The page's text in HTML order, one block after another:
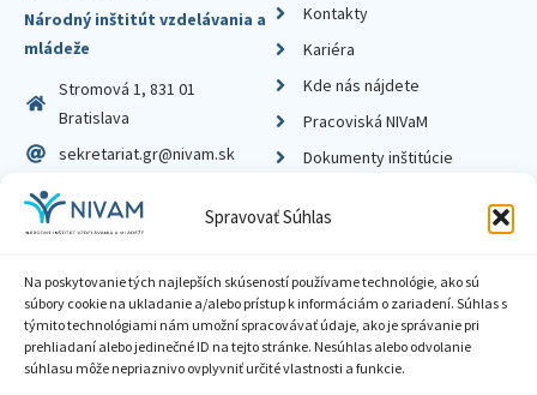
Spravovať Súhlas
Na poskytovanie tých najlepších skúseností používame technológie, ako sú
súbory cookie na ukladanie a/alebo prístup k informáciám o zariadení. Súhlas s
týmito technológiami nám umožní spracovávať údaje, ako je správanie pri
prehliadaní alebo jedinečné ID na tejto stránke. Nesúhlas alebo odvolanie
súhlasu môže nepriaznivo ovplyvniť určité vlastnosti a funkcie.
Národný inštitút vzdelávania a
mládeže
Stromová 1, 831 01
Bratislava
sekretariat.gr@nivam.sk
IČO: 00164348
DIČ: 2020798714
Kontakty
Kariéra
Kde nás nájdete
Pracoviská NIVaM
Dokumenty inštitúcie
Zásady ochrany súkromia